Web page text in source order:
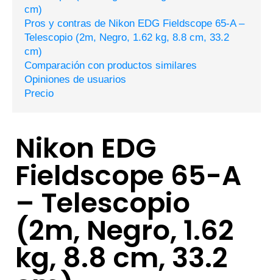
cm)
Pros y contras de Nikon EDG Fieldscope 65-A –
Telescopio (2m, Negro, 1.62 kg, 8.8 cm, 33.2
cm)
Comparación con productos similares
Opiniones de usuarios
Precio
Nikon EDG
Fieldscope 65-A
– Telescopio
(2m, Negro, 1.62
kg, 8.8 cm, 33.2